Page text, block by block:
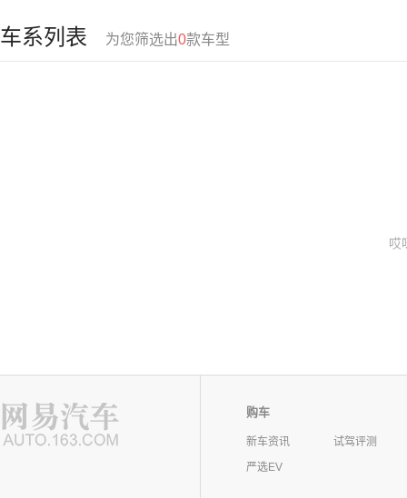
车系列表 为您筛选出0款车型
哎
购车
新车资讯
试驾评测
严选EV